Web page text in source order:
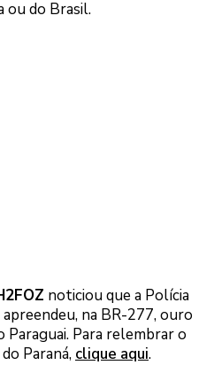
ou do Brasil.
noticiou que a Polícia
na BR-277, ouro
Para relembrar o
Paraná, clique aqui.